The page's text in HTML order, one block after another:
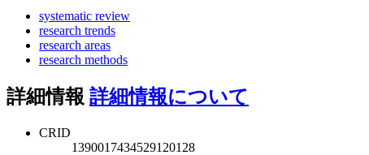
systematic review
research trends
research areas
research methods
詳細情報 詳細情報について
CRID
1390017434529120128